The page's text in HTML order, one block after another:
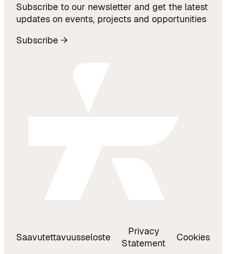
Subscribe to our newsletter and get the latest
updates on events, projects and opportunities
Subscribe →
Saavutettavuusseloste
Privacy
Statement
Cookies